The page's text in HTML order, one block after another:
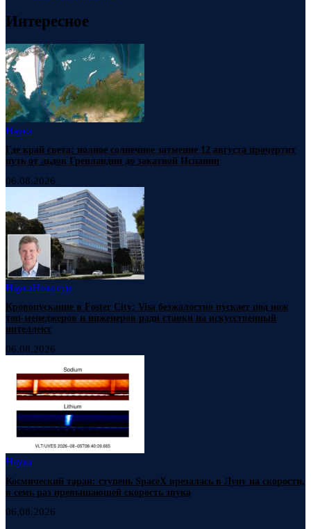
Интересное
Наука
Где край света: полное солнечное затмение 12 августа прочертит
путь от льдов Гренландии до закатной Испании
06.08.2026
НаукаНовости
Кровопускание в Foster City: Visa безжалостно пускает под нож
топ-менеджеров и инженеров ради ставки на искусственный
интеллект
06.08.2026
Наука
Космический таран: ступень SpaceX врезалась в Луну на скорости,
в семь раз превышающей скорость звука
06.08.2026